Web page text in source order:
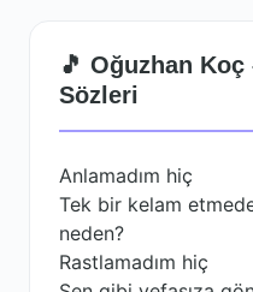
🎵 Oğuzhan
Sözleri
Anlamadım hiç
Tek bir kelam
neden?
Rastlamadım hiç